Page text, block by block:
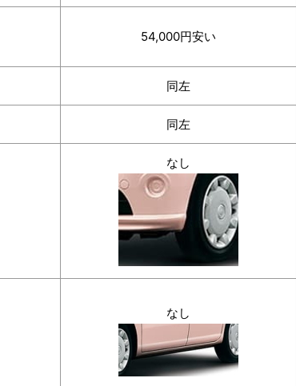
54,000円安い
同左
同左
なし
なし